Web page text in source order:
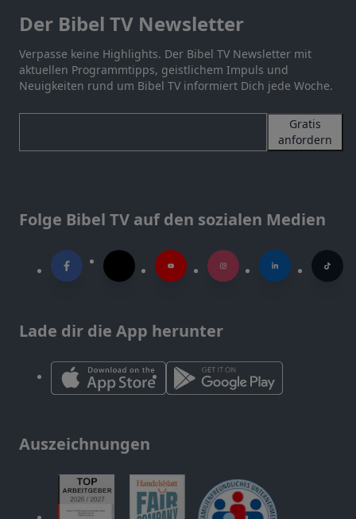
Der Bibel TV Newsletter
Verpasse keine Highlights. Der Bibel TV Newsletter mit
aktuellen Programmtipps, geistlichem Impuls und
Neuigkeiten rund um Bibel TV informiert Dich jede Woche.
Gratis
anfordern
Folge Bibel TV auf den sozialen Medien
Lade dir die App herunter
Auszeichnungen